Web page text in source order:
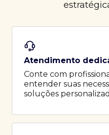
Atendimento
Conte com
entender suas
soluções